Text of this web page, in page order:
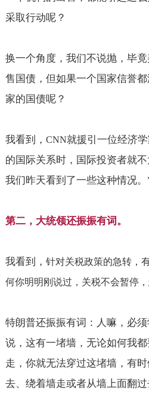
采取行动呢？
换一个角度，我们不说抛，毕
售国债，但如果一个国家信誉
家的国债呢？
我看到， CNN就援引一位经济学
的国际关系时，国际投资者就
我们昨天看到了一些这种情况。
第二，大统领还振振有词。
我看到， 针对关税政策的急转，
何你明明刚说过，关税不会暂停
特朗普还振振有词：人嘛，必
说，这有一堵墙，无论如何我
走，你就无法穿过这堵墙，有
去、绕着墙走或者从墙上面翻